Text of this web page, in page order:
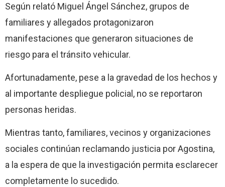
Según relató Miguel Ángel Sánchez, grupos de
familiares y allegados protagonizaron
manifestaciones que generaron situaciones de
riesgo para el tránsito vehicular.
Afortunadamente, pese a la gravedad de los hechos y
al importante despliegue policial, no se reportaron
personas heridas.
Mientras tanto, familiares, vecinos y organizaciones
sociales continúan reclamando justicia por Agostina,
a la espera de que la investigación permita esclarecer
completamente lo sucedido.